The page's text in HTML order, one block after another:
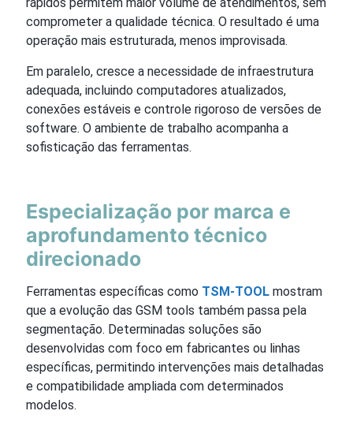
comprometer a qualidade técnica. O resultado é uma
operação mais estruturada, menos improvisada.
Em paralelo, cresce a necessidade de infraestrutura
adequada, incluindo computadores atualizados,
conexões estáveis e controle rigoroso de versões de
software. O ambiente de trabalho acompanha a
sofisticação das ferramentas.
Especialização por marca e
aprofundamento técnico
direcionado
Ferramentas específicas como TSM-TOOL mostram
que a evolução das GSM tools também passa pela
segmentação. Determinadas soluções são
desenvolvidas com foco em fabricantes ou linhas
específicas, permitindo intervenções mais detalhadas
e compatibilidade ampliada com determinados
modelos.